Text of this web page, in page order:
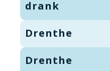
drank
Drenthe
Drenthe